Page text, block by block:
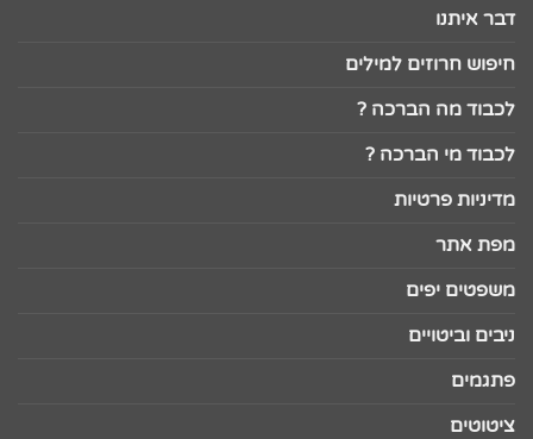
דבר איתנו
חיפוש חרוזים למילים
לכבוד מה הברכה ?
לכבוד מי הברכה ?
מדיניות פרטיות
מפת אתר
משפטים יפים
ניבים וביטויים
פתגמים
ציטוטים